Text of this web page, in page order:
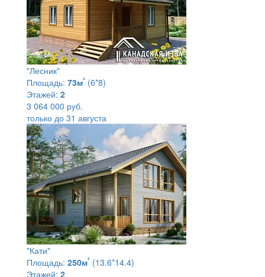
"Лесник"
Площадь: 73м² (6*8)
Этажей: 2
3 064 000 руб.
только до 31 августа
"Кати"
Площадь: 250м² (13.6*14.4)
Этажей: 2